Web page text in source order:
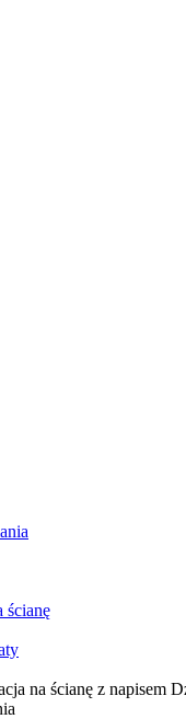
ścianę
na ścianę z napisem